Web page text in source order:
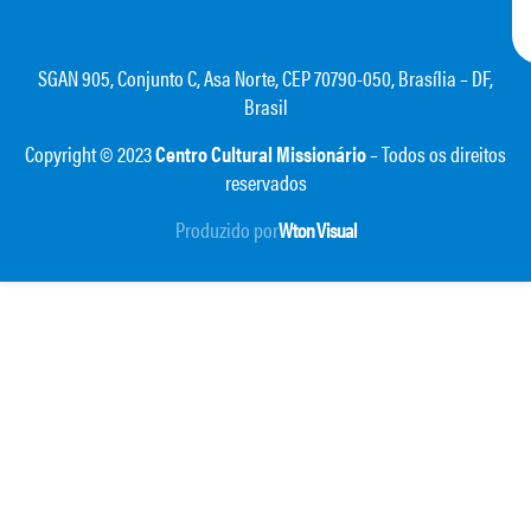
SGAN 905, Conjunto C, Asa Norte, CEP 70790-050, Brasília – DF,
Brasil
Copyright © 2023Centro Cultural Missionário– Todos os direitos
reservados
Produzido porWton Visual